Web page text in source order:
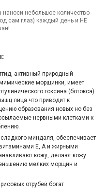
наноси небольшое количество
сам глаз) каждый день и НЕ
активный природный
морщинки, имеет
токсина (ботокса)
лица что приводит к
образования новых но без
нервными клетками к
миндаля, обеспечивает
E, A и жирными
кожу, делают кожу
мелких морщин и
отрубей богат